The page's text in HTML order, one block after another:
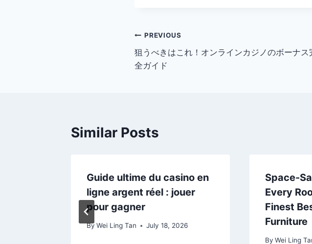
Post
navigation
PREVIOUS
狙うべきはこれ！オンラインカジノのボーナス
全ガイド
Similar Posts
Guide ultime du casino en
ligne argent réel : jouer
pour gagner
By Wei Ling Tan July 18, 2026
Space-
Every
Finest
Furniture
By Wei Ling